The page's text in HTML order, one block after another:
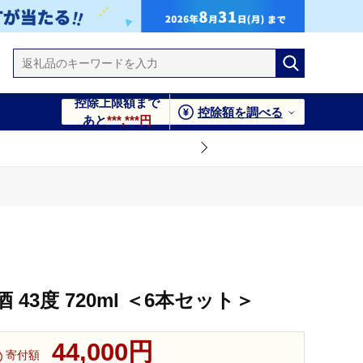
控除上限額まで
あと***,***円
控除額を調べる
43度 720ml ＜6本セット＞
寄付額 44,000円